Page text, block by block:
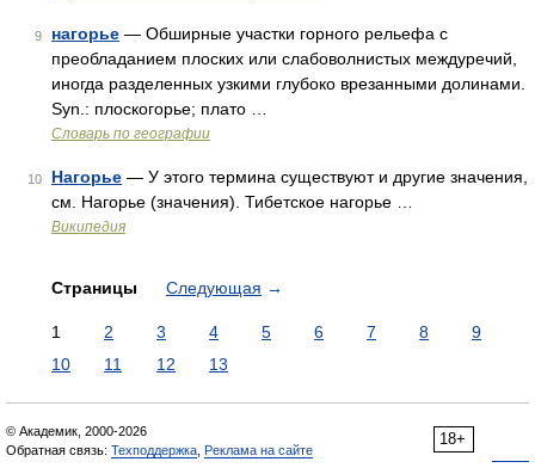
9 нагорье — Обширные участки горного рельефа с
преобладанием плоских или слабоволнистых междуречий,
иногда разделенных узкими глубоко врезанными долинами.
Syn.: плоскогорье; плато …
Словарь по географии
10 Нагорье — У этого термина существуют и другие значения,
см. Нагорье (значения). Тибетское нагорье …
Википедия
Страницы Следующая →
1 2 3 4 5 6 7 8
9
10
11 12 13
18+
© Академик, 2000-2026
Обратная связь: Техподдержка Реклама на сайте